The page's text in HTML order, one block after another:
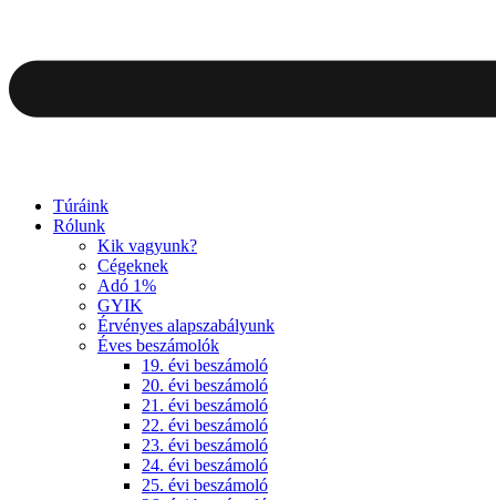
Túráink
Rólunk
Kik vagyunk?
Cégeknek
Adó 1%
GYIK
Érvényes alapszabályunk
Éves beszámolók
19. évi beszámoló
20. évi beszámoló
21. évi beszámoló
22. évi beszámoló
23. évi beszámoló
24. évi beszámoló
25. évi beszámoló